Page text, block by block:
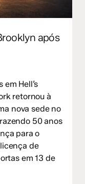
após
Hell’s
retornou à
nova sede no
50 anos
para o
de
em 13 de